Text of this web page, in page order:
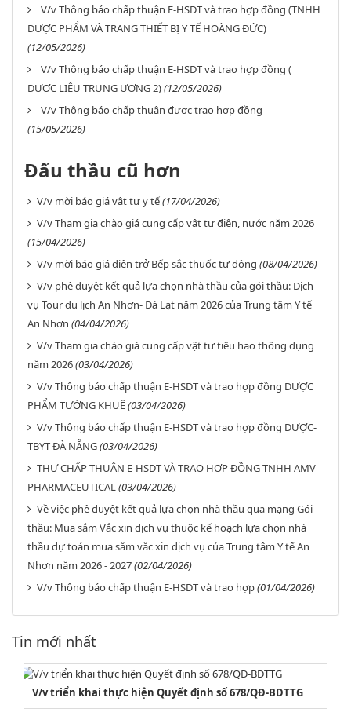
V/v Thông báo chấp thuận E-HSDT và trao hợp đồng (TNHH
DƯỢC PHẨM VÀ TRANG THIẾT BỊ Y TẾ HOÀNG ĐỨC)
(12/05/2026)
V/v Thông báo chấp thuận E-HSDT và trao hợp đồng (
DƯỢC LIỆU TRUNG ƯƠNG 2)(12/05/2026)
V/v Thông báo chấp thuận được trao hợp đồng
(15/05/2026)
Đấu thầu cũ hơn
V/v mời báo giá vật tư y tế(17/04/2026)
V/v Tham gia chào giá cung cấp vật tư điện, nước năm 2026
(15/04/2026)
V/v mời báo giá điện trở Bếp sắc thuốc tự động (08/04/2026)
V/v phê duyệt kết quả lựa chọn nhà thầu của gói thầu: Dịch
vụ Tour du lịch An Nhơn- Đà Lạt năm 2026 của Trung tâm Y tế
An Nhơn (04/04/2026)
V/v Tham gia chào giá cung cấp vật tư tiêu hao thông dụng
năm 2026(03/04/2026)
V/v Thông báo chấp thuận E-HSDT và trao hợp đồng DƯỢC
PHẨM TƯỜNG KHUÊ(03/04/2026)
V/v Thông báo chấp thuận E-HSDT và trao hợp đồng DƯỢC-
TBYT ĐÀ NẴNG(03/04/2026)
THƯ CHẤP THUẬN E-HSDT VÀ TRAO HỢP ĐỒNG TNHH AMV
PHARMACEUTICAL(03/04/2026)
Về việc phê duyệt kết quả lựa chọn nhà thầu qua mạng Gói
thầu: Mua sắm Vắc xin dịch vụ thuộc kế hoạch lựa chọn nhà
thầu dự toán mua sắm vắc xin dịch vụ của Trung tâm Y tế An
Nhơn năm 2026 - 2027(02/04/2026)
V/v Thông báo chấp thuận E-HSDT và trao hợp(01/04/2026)
Tin mới nhất
V/v triển khai thực hiện Quyết định số 678/QĐ-BDTTG